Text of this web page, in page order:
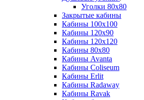
Уголки 80х80
Закрытые кабины
Кабины 100x100
Кабины 120x90
Кабины 120х120
Кабины 80х80
Кабины Avanta
Кабины Coliseum
Кабины Erlit
Кабины Radaway
Кабины Ravak